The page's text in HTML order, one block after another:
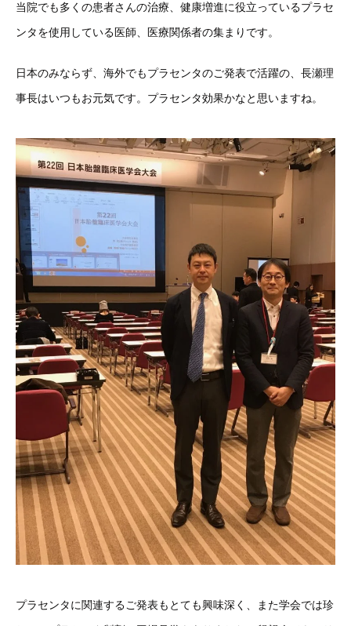
当院でも多くの患者さんの治療、健康増進に役立っているプラセ
ンタを使用している医師、医療関係者の集まりです。
日本のみならず、海外でもプラセンタのご発表で活躍の、長瀬理
事長はいつもお元気です。プラセンタ効果かなと思いますね。
プラセンタに関連するご発表もとても興味深く、また学会では珍